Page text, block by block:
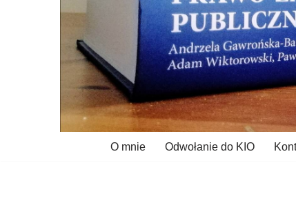
O mnie Odwołanie do KIO